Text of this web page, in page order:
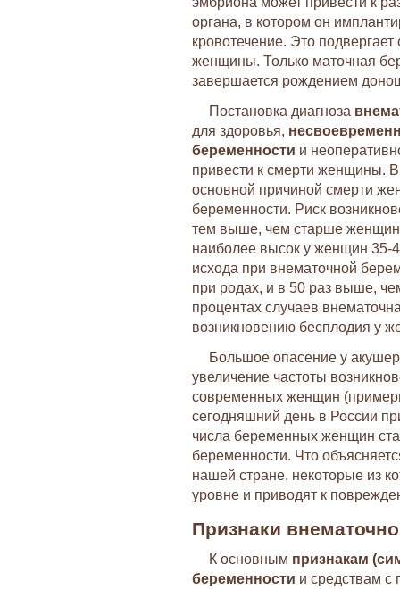
органа, в котором он
кровотечение. Это
женщины. Только маточная
завершается рождением
Постановка диагноза
для здоровья,
беременности и
привести к смерти женщины.
основной причиной смерти
беременности. Риск
тем выше, чем старше
наиболее высок у женщин 35-
исхода при внематочной
при родах, и в 50 раз выше,
процентах случаев
возникновению бесплодия у
Большое опасение у
увеличение частоты
современных женщин
сегодняшний день в России
числа беременных женщин
беременности. Что
нашей стране, некоторые из
уровне и приводят к
Признаки
К основным признакам
беременности и средствам